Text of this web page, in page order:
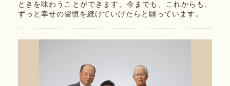
ときを味わうことができます。今までも、これからも、
ずっと幸せの習慣を続けていけたらと願っています。